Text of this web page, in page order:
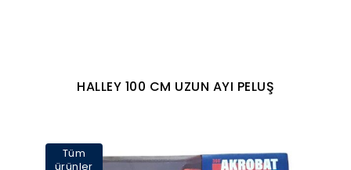
HALLEY 100 CM UZUN AYI PELUŞ
Tüm
ürünler